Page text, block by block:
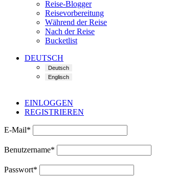
Reise-Blogger
Reisevorbereitung
Während der Reise
Nach der Reise
Bucketlist
DEUTSCH
EINLOGGEN
REGISTRIEREN
E-Mail*
Benutzername*
Passwort*